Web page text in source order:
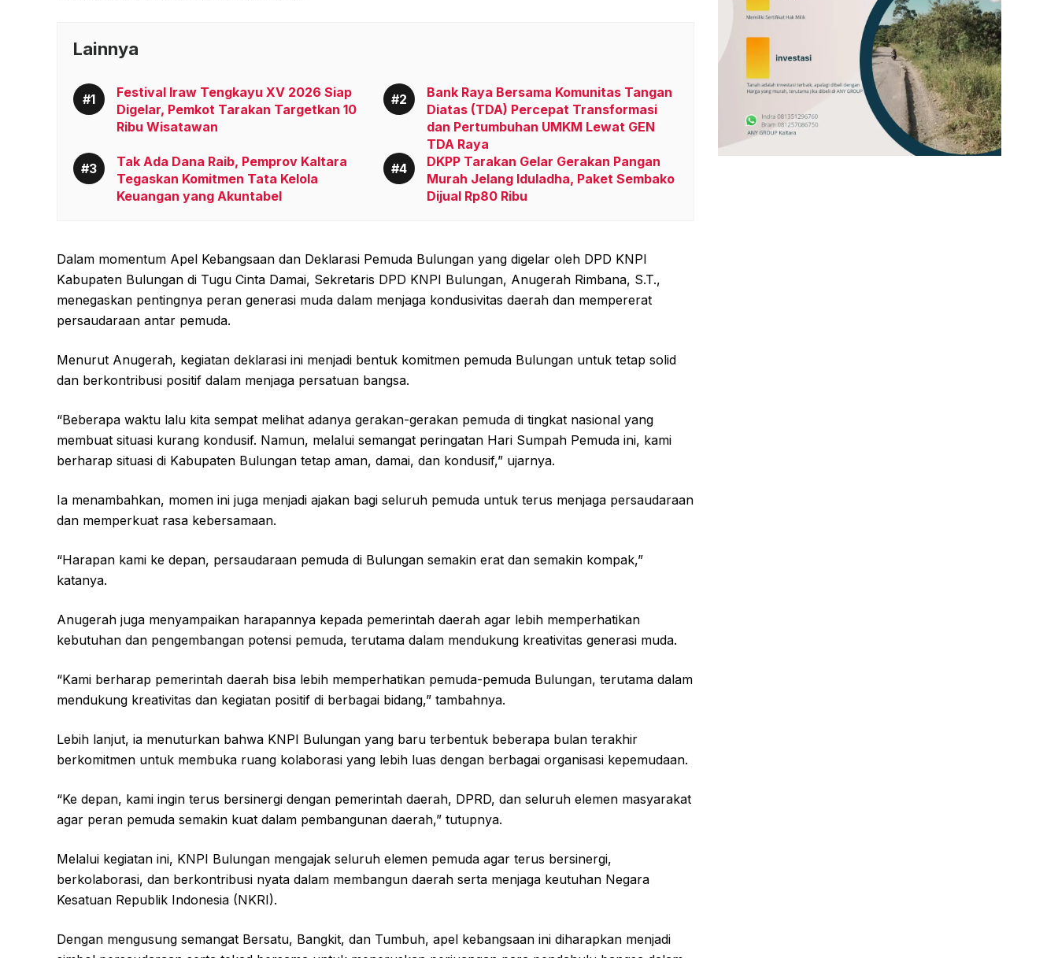
Lainnya
Festival Iraw Tengkayu XV 2026 Siap
Digelar, Pemkot Tarakan Targetkan 10
Ribu Wisatawan
Bank Raya Bersama Komunitas Tangan
Diatas (TDA) Percepat Transformasi
dan Pertumbuhan UMKM Lewat GEN
TDA Raya
Tak Ada Dana Raib, Pemprov Kaltara
Tegaskan Komitmen Tata Kelola
Keuangan yang Akuntabel
DKPP Tarakan Gelar Gerakan Pangan
Murah Jelang Iduladha, Paket Sembako
Dijual Rp80 Ribu
Dalam momentum Apel Kebangsaan dan Deklarasi Pemuda Bulungan yang digelar oleh DPD KNPI
Kabupaten Bulungan di Tugu Cinta Damai, Sekretaris DPD KNPI Bulungan, Anugerah Rimbana, S.T.,
menegaskan pentingnya peran generasi muda dalam menjaga kondusivitas daerah dan mempererat
persaudaraan antar pemuda.
Menurut Anugerah, kegiatan deklarasi ini menjadi bentuk komitmen pemuda Bulungan untuk tetap solid
dan berkontribusi positif dalam menjaga persatuan bangsa.
“Beberapa waktu lalu kita sempat melihat adanya gerakan-gerakan pemuda di tingkat nasional yang
membuat situasi kurang kondusif. Namun, melalui semangat peringatan Hari Sumpah Pemuda ini, kami
berharap situasi di Kabupaten Bulungan tetap aman, damai, dan kondusif,” ujarnya.
Ia menambahkan, momen ini juga menjadi ajakan bagi seluruh pemuda untuk terus menjaga persaudaraan
dan memperkuat rasa kebersamaan.
“Harapan kami ke depan, persaudaraan pemuda di Bulungan semakin erat dan semakin kompak,”
katanya.
Anugerah juga menyampaikan harapannya kepada pemerintah daerah agar lebih memperhatikan
kebutuhan dan pengembangan potensi pemuda, terutama dalam mendukung kreativitas generasi muda.
“Kami berharap pemerintah daerah bisa lebih memperhatikan pemuda-pemuda Bulungan, terutama dalam
mendukung kreativitas dan kegiatan positif di berbagai bidang,” tambahnya.
Lebih lanjut, ia menuturkan bahwa KNPI Bulungan yang baru terbentuk beberapa bulan terakhir
berkomitmen untuk membuka ruang kolaborasi yang lebih luas dengan berbagai organisasi kepemudaan.
“Ke depan, kami ingin terus bersinergi dengan pemerintah daerah, DPRD, dan seluruh elemen masyarakat
agar peran pemuda semakin kuat dalam pembangunan daerah,” tutupnya.
Melalui kegiatan ini, KNPI Bulungan mengajak seluruh elemen pemuda agar terus bersinergi,
berkolaborasi, dan berkontribusi nyata dalam membangun daerah serta menjaga keutuhan Negara
Kesatuan Republik Indonesia (NKRI).
Dengan mengusung semangat Bersatu, Bangkit, dan Tumbuh, apel kebangsaan ini diharapkan menjadi